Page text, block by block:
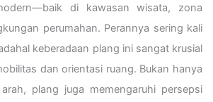
di kawasan wisata, zona
perumahan. Perannya sering kali
keberadaan plang ini sangat krusial
dan orientasi ruang. Bukan hanya
plang juga memengaruhi persepsi